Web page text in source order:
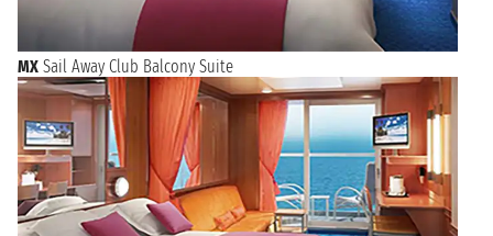
MX Sail Away Club Balcony Suite